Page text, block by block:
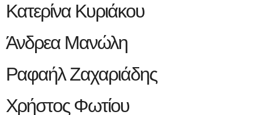
Κατερίνα Κυριάκου
Άνδρεα Μανώλη
Ραφαήλ Ζαχαριάδης
Χρήστος Φωτίου